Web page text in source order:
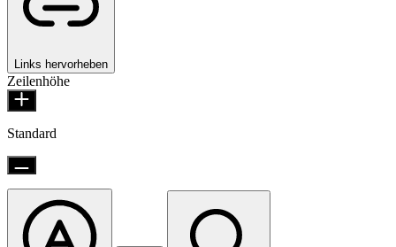
Links hervorheben
Zeilenhöhe
Standard